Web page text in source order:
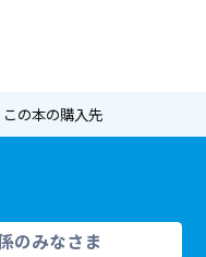
この本の購入先
のみなさま